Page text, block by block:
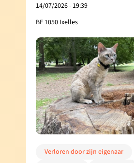
14/07/2026 - 19:39
BE 1050 Ixelles
Verloren door zijn eigenaar